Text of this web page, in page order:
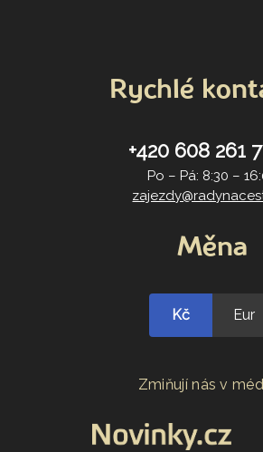
Rychlé
+420 608 261
Po – Pá: 8:30 –
Měna
Kč Eur
Zmiňují nás v